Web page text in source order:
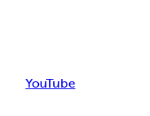
YouTube